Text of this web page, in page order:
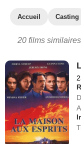
Accueil Casting
20 films